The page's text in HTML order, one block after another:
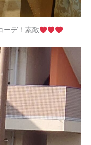
ーデ！素敵